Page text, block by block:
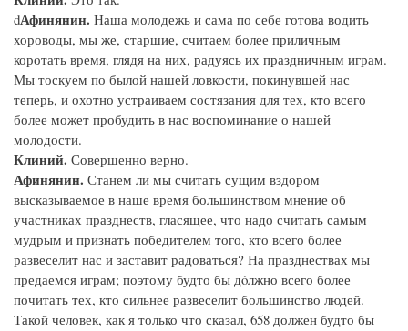
dАфинянин. Наша молодежь и сама по себе готова водить
хороводы, мы же, старшие, считаем более приличным
коротать время, глядя на них, радуясь их праздничным играм.
Мы тоскуем по былой нашей ловкости, покинувшей нас
теперь, и охотно устраиваем состязания для тех, кто всего
более может пробудить в нас воспоминание о нашей
молодости.
Клиний. Совершенно верно.
Афинянин. Станем ли мы считать сущим вздором
высказываемое в наше время большинством мнение об
участниках празднеств, гласящее, что надо считать самым
мудрым и признать победителем того, кто всего более
развеселит нас и заставит радоваться? На празднествах мы
предаемся играм; поэтому будто бы дóлжно всего более
почитать тех, кто сильнее развеселит большинство людей.
Такой человек, как я только что сказал, 658 должен будто бы